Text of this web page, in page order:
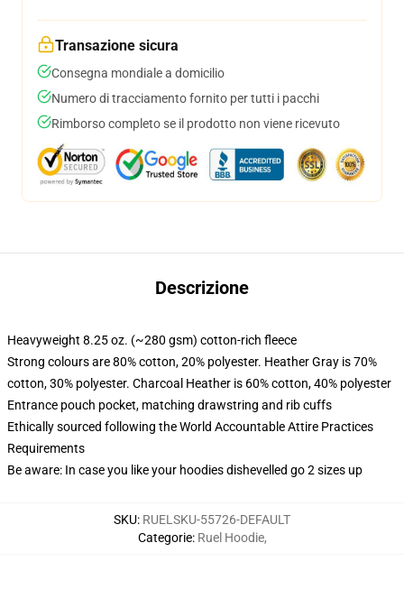
Transazione sicura
Consegna mondiale a domicilio
Numero di tracciamento fornito per tutti i pacchi
Rimborso completo se il prodotto non viene ricevuto
Descrizione
Heavyweight 8.25 oz. (~280 gsm) cotton-rich fleece
Strong colours are 80% cotton, 20% polyester. Heather Gray is 70%
cotton, 30% polyester. Charcoal Heather is 60% cotton, 40% polyester
Entrance pouch pocket, matching drawstring and rib cuffs
Ethically sourced following the World Accountable Attire Practices
Requirements
Be aware: In case you like your hoodies dishevelled go 2 sizes up
SKU: RUELSKU-55726-DEFAULT
Categorie: Ruel Hoodie,